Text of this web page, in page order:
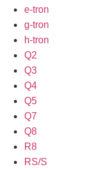
e-tron
g-tron
h-tron
Q2
Q3
Q4
Q5
Q7
Q8
R8
RS/S